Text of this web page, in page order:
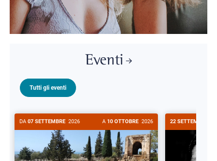
Eventi
Tutti gli eventi
DA 07 SETTEMBRE 2026 A 10 OTTOBRE 2026 22 SETTEMBRE